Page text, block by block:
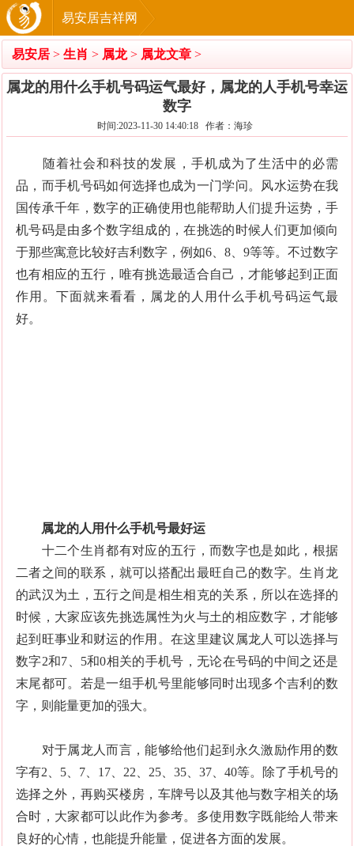
易安居吉祥网
易安居 > 生肖 > 属龙> 属龙文章 >
属龙的用什么手机号码运气最好，属龙的人手机号幸运
数字
时间:2023-11-30 14:40:18 作者：海珍
随着社会和科技的发展，手机成为了生活中的必需
品，而手机号码如何选择也成为一门学问。风水运势在我
国传承千年，数字的正确使用也能帮助人们提升运势，手
机号码是由多个数字组成的，在挑选的时候人们更加倾向
于那些寓意比较好吉利数字，例如6、8、9等等。不过数字
也有相应的五行，唯有挑选最适合自己，才能够起到正面
作用。下面就来看看，属龙的人用什么手机号码运气最
好。
属龙的人用什么手机号最好运
十二个生肖都有对应的五行，而数字也是如此，根据
二者之间的联系，就可以搭配出最旺自己的数字。生肖龙
的武汉为土，五行之间是相生相克的关系，所以在选择的
时候，大家应该先挑选属性为火与土的相应数字，才能够
起到旺事业和财运的作用。在这里建议属龙人可以选择与
数字2和7、5和0相关的手机号，无论在号码的中间之还是
末尾都可。若是一组手机号里能够同时出现多个吉利的数
字，则能量更加的强大。
对于属龙人而言，能够给他们起到永久激励作用的数
字有2、5、7、17、22、25、35、37、40等。除了手机号的
选择之外，再购买楼房，车牌号以及其他与数字相关的场
合时，大家都可以此作为参考。多使用数字既能给人带来
良好的心情，也能提升能量，促进各方面的发展。